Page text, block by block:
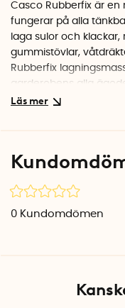
Casco Rubberfix är en
fungerar på alla
laga sulor och klackar,
gummistövlar,
Rubberfix
garderobens alla
vattenpölar och fukt.
Skinn- och härdningstid
Lagningsmassan ger
0 Kundomdömen